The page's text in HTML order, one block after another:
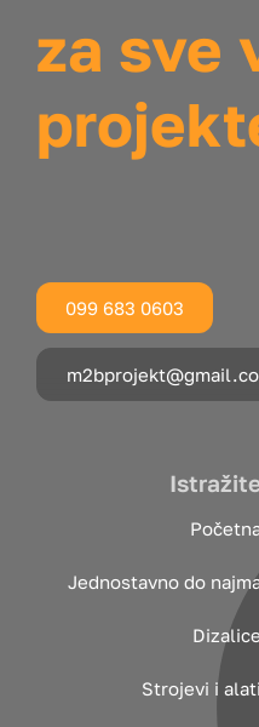
za sve
099 683 0603
Jednostavno do
Dizalice
Strojevi i alati